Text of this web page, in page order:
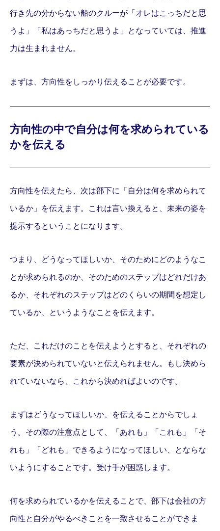
行き先の分からない船のクルーが「オレはこっちだと思
うよ」「私はあっちだと思うよ」となっていては、推進
力は生まれません。
まずは、方向性をしっかり伝えることが必要です。
方向性の中で自分は何を求められている
かを伝える
方向性を伝えたら、次は部下に「自分は何を求められて
いるか」を伝えます。これは言い換えると、未来の姿を
提示するということになります。
つまり、どうなってほしいか、そのためにどのようなこ
とが求められるのか、そのためのステップはどれだけあ
るか、それぞれのステップはどのくらいの期間を想定し
ているか、というようなことを伝えます。
ただ、これだけのことを伝えようとすると、それぞれの
要素が決められていないと伝えられません。もし決めら
れていないなら、これから決めればよいのです。
まずはどうなってほしいか、を伝えることからでしょ
う。その際の注意点として、「あれも」「これも」「そ
れも」「どれも」できるようになってほしい、とならな
いようにすることです。受け手が困惑します。
何を求められているかを伝えることで、部下は会社の方
向性と自分がやるべきことを一致させることができま
お客様の声
料金システム